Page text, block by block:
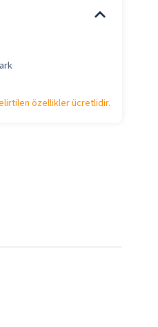
özellikler ücretlidir.